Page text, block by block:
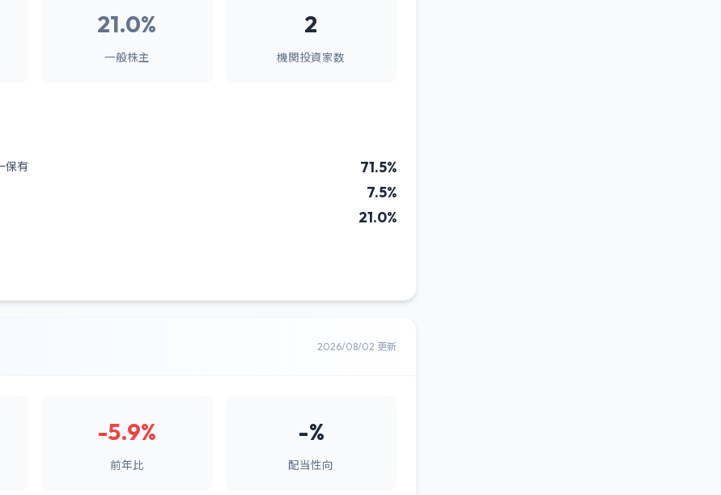
21.0%
一般株主
2
機関投資家数
保有 71.5%
7.5%
21.0%
2026/08/02 更新
-5.9%
前年比
-%
配当性向